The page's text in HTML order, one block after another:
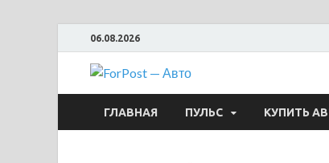
06.08.2026
ГЛАВНАЯ ПУЛЬС КУПИТЬ